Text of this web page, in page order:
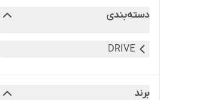
دسته‌بندی
DRIVE
برند